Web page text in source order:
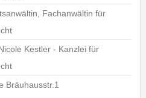
Fachanwältin für
Kestler - Kanzlei für
Bräuhausstr.1